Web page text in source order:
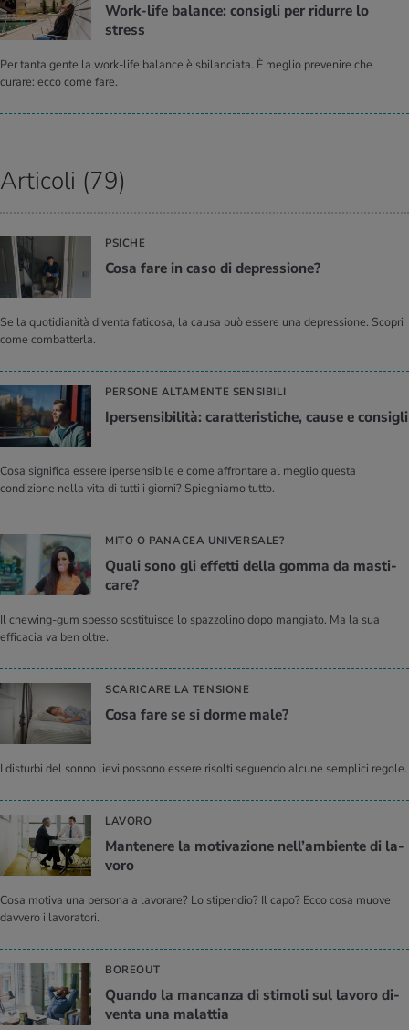
Work-life ba­lan­ce: con­si­gli per ri­dur­re lo
stress
Per tanta gente la work-life balance è sbilanciata. È meglio prevenire che
curare: ecco come fare.
Articoli (79)
PSICHE
Cosa fare in caso di de­pres­sio­ne?
Se la quotidianità diventa faticosa, la causa può essere una depressione. Scopri
come combatterla.
PERSONE ALTAMENTE SENSIBILI
Iper­sen­si­bi­li­tà: ca­rat­te­ri­sti­che, cause e con­si­gli
Cosa significa essere ipersensibile e come affrontare al meglio questa
condizione nella vita di tutti i giorni? Spieghiamo tutto.
MITO O PANACEA UNIVERSALE?
Quali sono gli ef­fet­ti della gomma da ma­sti­
ca­re?
Il chewing-gum spesso sostituisce lo spazzolino dopo mangiato. Ma la sua
efficacia va ben oltre.
SCARICARE LA TENSIONE
Cosa fare se si dorme male?
I disturbi del sonno lievi possono essere risolti seguendo alcune semplici regole.
LAVORO
Man­te­ne­re la mo­ti­va­zio­ne nel­l’am­bien­te di la­
vo­ro
Cosa motiva una persona a lavorare? Lo stipendio? Il capo? Ecco cosa muove
davvero i lavoratori.
BOREOUT
Quan­do la man­can­za di sti­mo­li sul la­vo­ro di­
ven­ta una ma­lat­tia